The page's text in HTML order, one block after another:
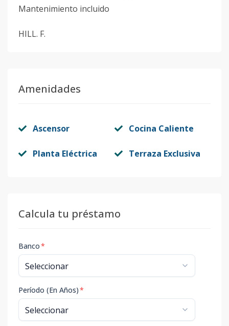
Mantenimiento incluido
HILL. F.
Amenidades
Ascensor Cocina Caliente
Planta Eléctrica Terraza Exclusiva
Calcula tu préstamo
Banco*
Período (En Años)*